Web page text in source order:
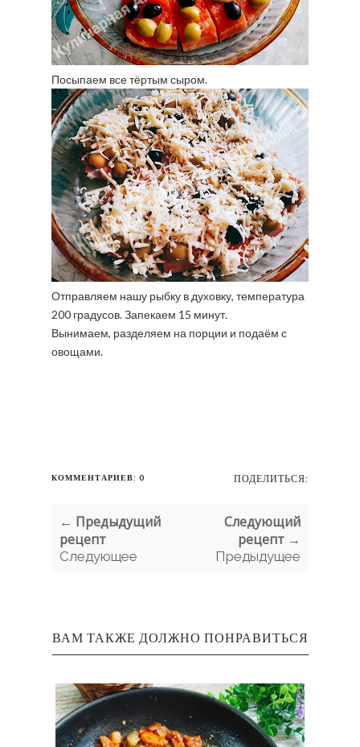
Посыпаем все тёртым сыром.
Отправляем нашу рыбку в духовку, температура
200 градусов. Запекаем 15 минут.
Вынимаем, разделяем на порции и подаём с
овощами.
КОММЕНТАРИЕВ: 0 ПОДЕЛИТЬСЯ:
← Предыдущий
рецепт
Следующее
Следующий
рецепт →
Предыдущее
ВАМ ТАКЖЕ ДОЛЖНО ПОНРАВИТЬСЯ